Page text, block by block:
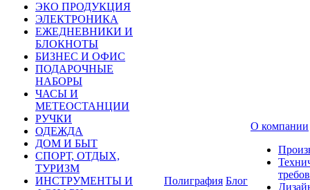
ЭКО ПРОДУКЦИЯ
ЭЛЕКТРОНИКА
ЕЖЕДНЕВНИКИ И
БЛОКНОТЫ
БИЗНЕС И ОФИС
ПОДАРОЧНЫЕ
НАБОРЫ
ЧАСЫ И
МЕТЕОСТАНЦИИ
РУЧКИ
ОДЕЖДА
ДОМ И БЫТ
СПОРТ, ОТДЫХ,
ТУРИЗМ
ИНСТРУМЕНТЫ И
Полиграфия Блог
О компании